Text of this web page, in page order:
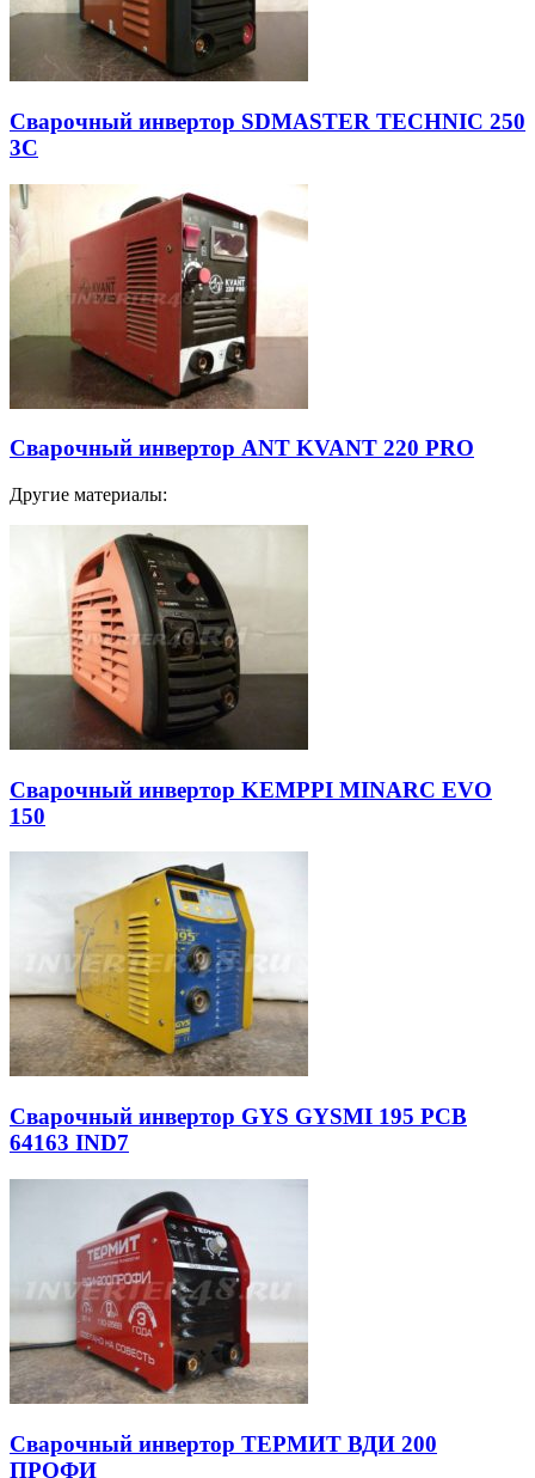
Сварочный инвертор SDMASTER TECHNIC 250
3C
Сварочный инвертор ANT KVANT 220 PRO
Другие материалы:
Сварочный инвертор KEMPPI MINARC EVO
150
Сварочный инвертор GYS GYSMI 195 PCB
64163 IND7
Сварочный инвертор ТЕРМИТ ВДИ 200
ПРОФИ